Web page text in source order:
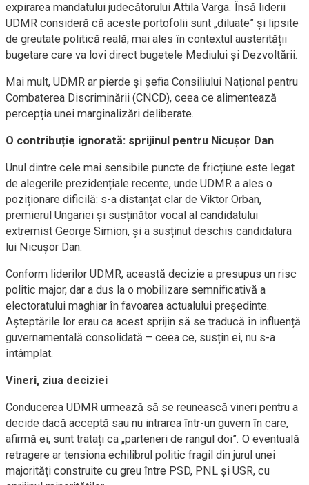
expirarea mandatului judecătorului Attila Varga. Însă liderii
UDMR consideră că aceste portofolii sunt „diluate” și lipsite
de greutate politică reală, mai ales în contextul austerității
bugetare care va lovi direct bugetele Mediului și Dezvoltării.
Mai mult, UDMR ar pierde și șefia Consiliului Național pentru
Combaterea Discriminării (CNCD), ceea ce alimentează
percepția unei marginalizări deliberate.
O contribuție ignorată: sprijinul pentru Nicușor Dan
Unul dintre cele mai sensibile puncte de fricțiune este legat
de alegerile prezidențiale recente, unde UDMR a ales o
poziționare dificilă: s-a distanțat clar de Viktor Orban,
premierul Ungariei și susținător vocal al candidatului
extremist George Simion, și a susținut deschis candidatura
lui Nicușor Dan.
Conform liderilor UDMR, această decizie a presupus un risc
politic major, dar a dus la o mobilizare semnificativă a
electoratului maghiar în favoarea actualului președinte.
Așteptările lor erau ca acest sprijin să se traducă în influență
guvernamentală consolidată – ceea ce, susțin ei, nu s-a
întâmplat.
Vineri, ziua deciziei
Conducerea UDMR urmează să se reunească vineri pentru a
decide dacă acceptă sau nu intrarea într-un guvern în care,
afirmă ei, sunt tratați ca „parteneri de rangul doi”. O eventuală
retragere ar tensiona echilibrul politic fragil din jurul unei
majorități construite cu greu între PSD, PNL și USR, cu